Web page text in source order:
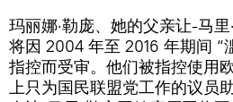
玛丽娜·勒庞、她的父亲让-马
将因 2004 年至 2016 年期间 “
指控而受审。他们被指控使用
上只为国民联盟党工作的议员